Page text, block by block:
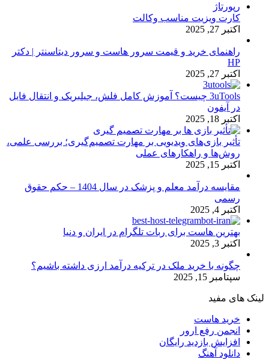
رپورتاژ
کارت ویزیت مناسب وکالت
اکتبر 27, 2025
راهنمای خرید و قیمت سرور هاست و سرور دیتاسنتر | دکتر
HP
اکتبر 27, 2025
3uTools چیست؟ آموزش کامل فلش، جیلبریک و انتقال فایل
در آیفون
اکتبر 18, 2025
تأثیر بازی‌های ویدیویی بر مهارت تصمیم‌گیری؛ بررسی علمی،
روش‌ها و راهکارهای عملی
اکتبر 15, 2025
مقایسه درآمد معلم و پزشک در سال 1404 – حکم حقوق
رسمی
اکتبر 4, 2025
بهترین هاست برای ربات تلگرام در ایران و دنیا
اکتبر 3, 2025
چگونه با خرید ملک در ترکیه درآمد ارزی داشته باشیم؟
سپتامبر 15, 2025
لینک های مفید
خرید هاست
انجمن رفع ارور
افزایش بازدید رایگان
دانلود آهنگ